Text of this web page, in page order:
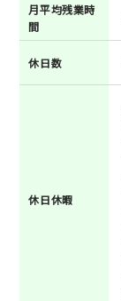
月平均残業時
間
休日数
休日休暇